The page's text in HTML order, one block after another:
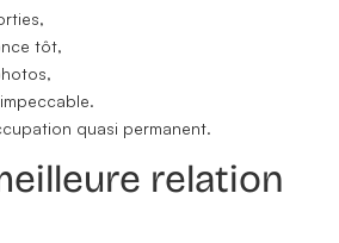
tôt,
quasi permanent.
relation